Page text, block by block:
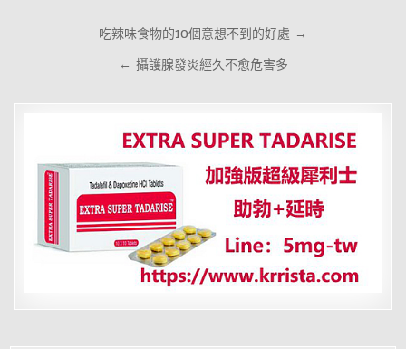
覽
吃辣味食物的10個意想不到的好處 →
← 攝護腺發炎經久不愈危害多